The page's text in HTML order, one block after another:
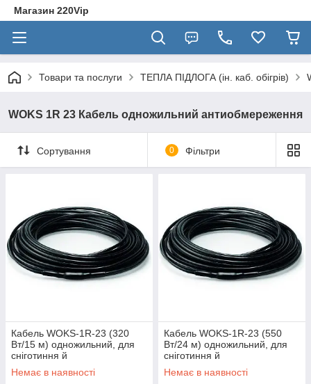
Магазин 220Vip
Товари та послуги ТЕПЛА ПІДЛОГА (ін. каб. обігрів)
WOKS 1R 23 Кабель одножильний антиобмереження
Сортування 0 Фільтри
Кабель WOKS-1R-23 (320
Вт/15 м) одножильний, для
сніготиння й
антиобледеніння,
нагрівальний Вокс
Немає в наявності
Кабель WOKS-1R-23 (550
Вт/24 м) одножильний, для
сніготиння й
антиобледеніння,
нагрівальний Вокс
Немає в наявності